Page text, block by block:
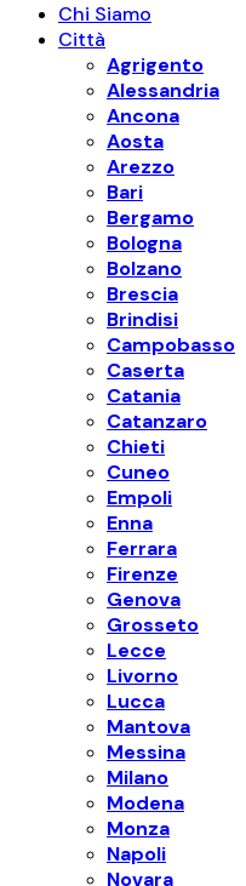
Chi Siamo
Città
Agrigento
Alessandria
Ancona
Aosta
Arezzo
Bari
Bergamo
Bologna
Bolzano
Brescia
Brindisi
Campobasso
Caserta
Catania
Catanzaro
Chieti
Cuneo
Empoli
Enna
Ferrara
Firenze
Genova
Grosseto
Lecce
Livorno
Lucca
Mantova
Messina
Milano
Modena
Monza
Napoli
Novara